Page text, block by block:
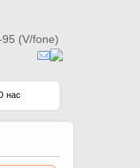
(V/fone)
нас